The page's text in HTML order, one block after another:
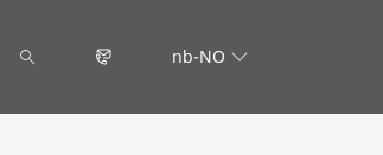
nb-NO